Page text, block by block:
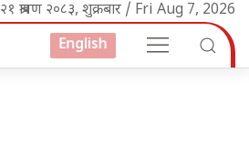
२१ श्रावण २०८३, शुक्रबार / Fri Aug 7, 2026
English